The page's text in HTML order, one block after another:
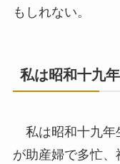
もしれない。
私は昭和十九
私は昭和十九年
が助産婦で多忙